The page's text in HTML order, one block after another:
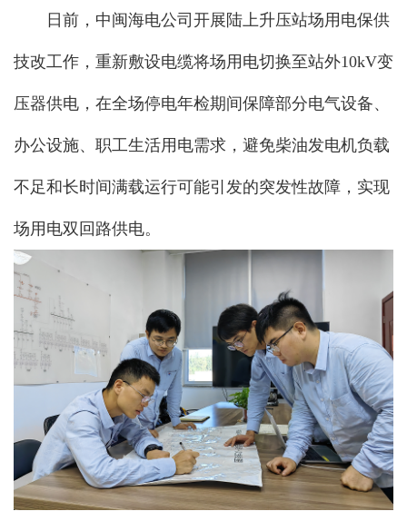
日前，中闽海电公司开展陆上升压站场用电保供
技改工作，重新敷设电缆将场用电切换至站外10kV变
压器供电，在全场停电年检期间保障部分电气设备、
办公设施、职工生活用电需求，避免柴油发电机负载
不足和长时间满载运行可能引发的突发性故障，实现
场用电双回路供电。